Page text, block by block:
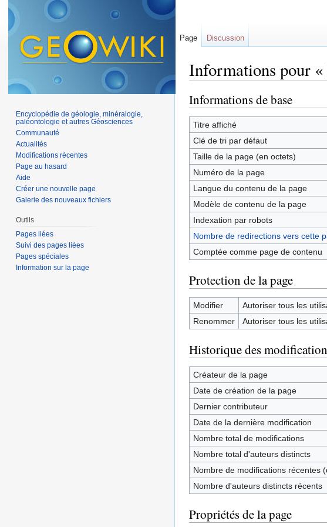
Informations pour «
Informations de base
Titre affiché
Clé de tri par défaut
Taille de la page (en octets)
Numéro de la page
Langue du contenu de la page
Modèle de contenu de la page
Indexation par robots
Nombre de redirections vers cette
Comptée comme page de contenu
Protection de la page
Modifier
Autoriser tous les
Renommer
Autoriser tous les
Historique des
Créateur de la page
Date de création de la page
Dernier contributeur
Date de la dernière modification
Nombre total de modifications
Nombre total d'auteurs distincts
Nombre de modifications récentes
Nombre d'auteurs distincts récents
Propriétés de la page
Page Discussion
Encyclopédie de géologie, minéralogie,
paléontologie et autres Géosciences
Communauté
Actualités
Modifications récentes
Page au hasard
Aide
Créer une nouvelle page
Galerie des nouveaux fichiers
Outils
Pages liées
Suivi des pages liées
Pages spéciales
Information sur la page